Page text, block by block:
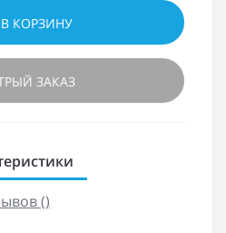
В КОРЗИНУ
ЗАКАЗ
()